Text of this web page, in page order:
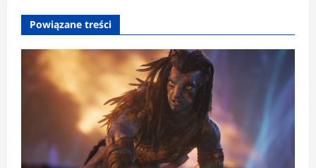
i
s
Powiązane treści